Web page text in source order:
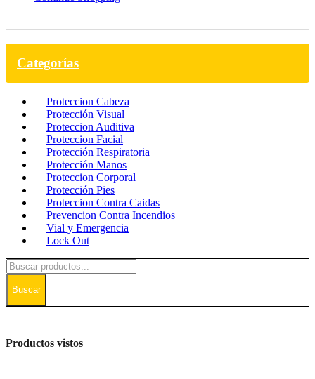
Categorías
Proteccion Cabeza
Protección Visual
Proteccion Auditiva
Proteccion Facial
Protección Respiratoria
Protección Manos
Proteccion Corporal
Protección Pies
Proteccion Contra Caidas
Prevencion Contra Incendios
Vial y Emergencia
Lock Out
Buscar
Productos vistos